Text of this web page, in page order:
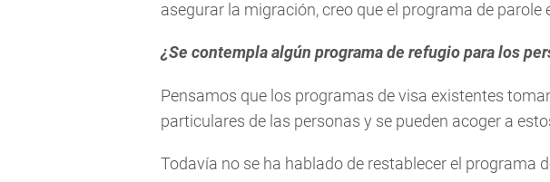
asegurar la migración, creo que el programa de
¿Se contempla algún programa de refugio para los
Pensamos que los programas de visa existentes
particulares de las personas y se pueden acoger a
Todavía no se ha hablado de restablecer el programa